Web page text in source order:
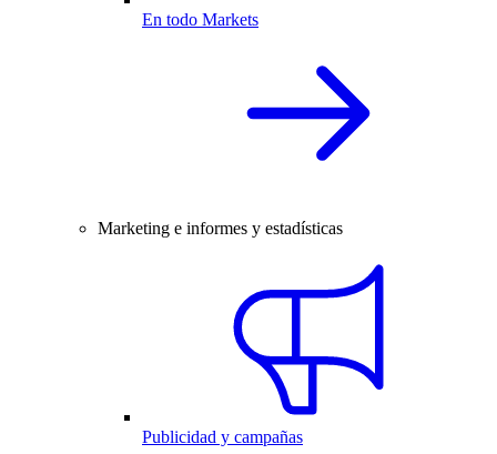
En todo Markets
Marketing e informes y estadísticas
Publicidad y campañas